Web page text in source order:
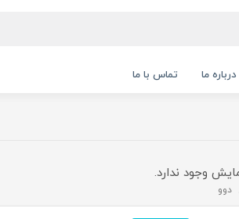
درباره ما تماس با ما
وجود ندارد.
دوو